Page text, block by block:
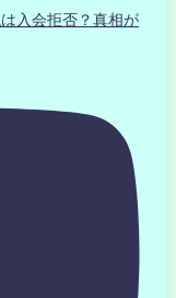
入会拒否？真相が